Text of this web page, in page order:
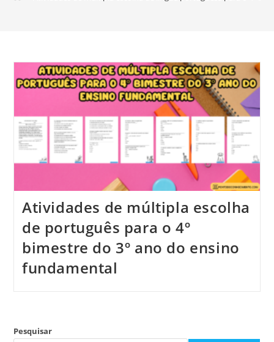
Atividades de múltipla escolha
de português para o 4º
bimestre do 3º ano do ensino
fundamental
Pesquisar